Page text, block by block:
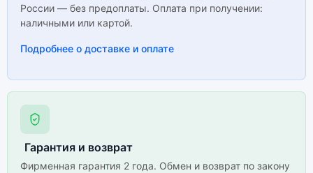
России — без предоплаты. Оплата при получении:
наличными или картой.
Подробнее о доставке и оплате
Гарантия и возврат
Фирменная гарантия 2 года. Обмен и возврат по закону